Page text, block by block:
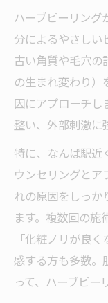
各悩み
敏感肌
ハーブピーリン
分によるやさしい
古い角質や毛穴の
の生まれ変わり
因にアプローチし
整い、外部刺激に
特に、なんば駅近
ウンセリングと
れの原因をしっか
ます。複数回の施
「化粧ノリが良
感する方も多数。
って、ハーブピー